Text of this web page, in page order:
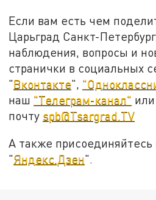
Если вам есть чем
Царьград Санкт-
наблюдения, вопросы и
странички в социальных
"Вконтакте",
наш "Телеграм-канал"
почту spb@Tsargrad.TV
А также присоединяйтесь
"Яндекс.Дзен".